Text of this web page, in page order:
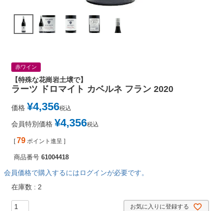
赤ワイン
【特殊な花崗岩土壌で】
ラーツ ドロマイト カベルネ フラン 2020
価格 ¥4,356税込
会員特別価格 ¥4,356税込
[ 79 ポイント進呈 ]
商品番号 61004418
会員価格で購入するにはログインが必要です。
在庫数
2
お気に入りに登録する